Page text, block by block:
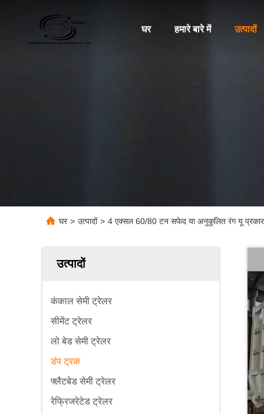
घर हमारे बारे में उत्पादों
घर > उत्पादों > 4 एक्सल 60/80 टन सफेद या अनुकूलित रंग यू प्रकार
उत्पादों
कंकाल सेमी ट्रेलर
सीमेंट ट्रेलर
लो बेड सेमी ट्रेलर
डंप ट्रक
फ्लैटबेड सेमी ट्रेलर
रेफ्रिजरेटेड ट्रेलर